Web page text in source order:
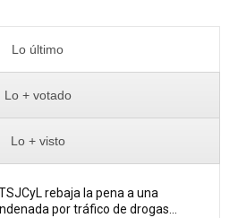
Lo último
Lo + votado
Lo + visto
rebaja la pena a una
por tráfico de drogas...